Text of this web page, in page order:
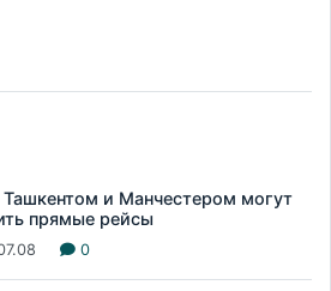
и Манчестером могут
прямые рейсы
0